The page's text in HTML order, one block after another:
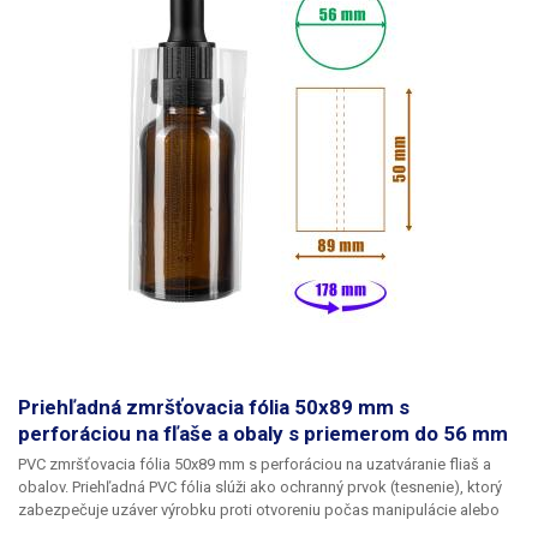
PVC fóliu je možné použiť na akékoľvek podobné fľaštičky,
obaly alebo tuby s priemerom až 48 mm.Na zmrštenie je ideálne použiť
teplovzdušnú pištoľ spolu s nástavcom. Fľaštička nie je súčasťou
​ Balenie: 1 ksPVC zmršťovacej fólie 45 x 70 mm
Priehľadná zmršťovacia fólia 50x89 mm s
perforáciou na fľaše a obaly s priemerom do 56 mm
PVC zmršťovacia fólia 50x89 mm s perforáciou na uzatváranie fliaš a
obalov. Priehľadná PVC fólia slúži ako ochranný prvok (tesnenie), ktorý
zabezpečuje uzáver výrobku proti otvoreniu počas manipulácie alebo